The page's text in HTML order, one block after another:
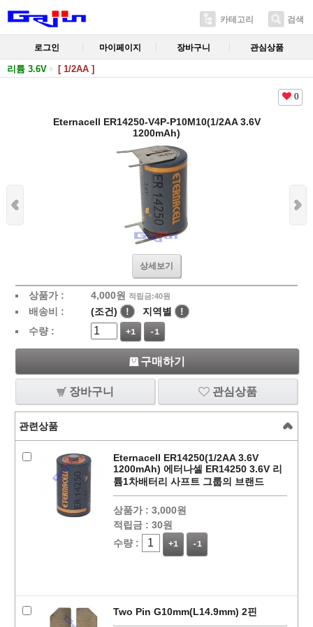
카테고리 검색
로그인 마이페이지 장바구니 관심상품
리튬 3.6V [ 1/2AA ]
0
Eternacell ER14250-V4P-P10M10(1/2AA 3.6V
1200mAh)
상세보기
상품가 : 4,000원 적립금:40원
배송비 : (조건) ! 지역별
!
수량 :
+1 -1
구매하기
장바구니 관심상품
관련상품
Eternacell ER14250(1/2AA 3.6V
1200mAh) 에터나셀 ER14250 3.6V 리
튬1차배터리 사프트 그룹의 브랜드
상품가 : 3,000원
적립금 : 30원
수량 :
+1 -1
Two Pin G10mm(L14.9mm) 2핀